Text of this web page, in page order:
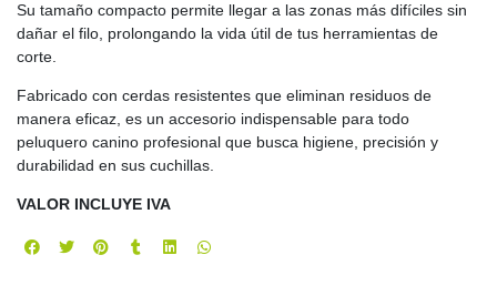
Su tamaño compacto permite llegar a las zonas más difíciles sin
dañar el filo, prolongando la vida útil de tus herramientas de
corte.
Fabricado con cerdas resistentes que eliminan residuos de
manera eficaz, es un accesorio indispensable para todo
peluquero canino profesional que busca higiene, precisión y
durabilidad en sus cuchillas.
VALOR INCLUYE IVA